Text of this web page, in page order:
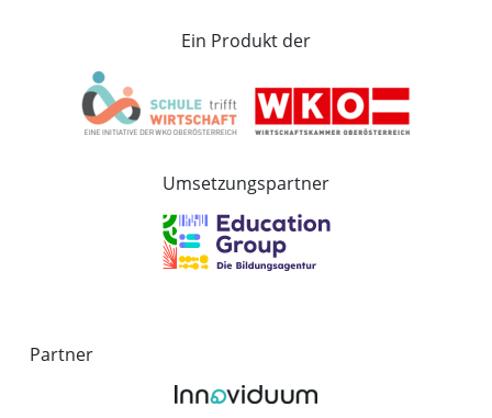
Ein Produkt der
Umsetzungspartner
Partner